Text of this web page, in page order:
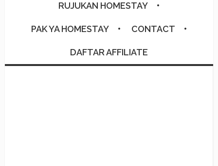
RUJUKAN HOMESTAY
PAK YA HOMESTAY CONTACT
DAFTAR AFFILIATE